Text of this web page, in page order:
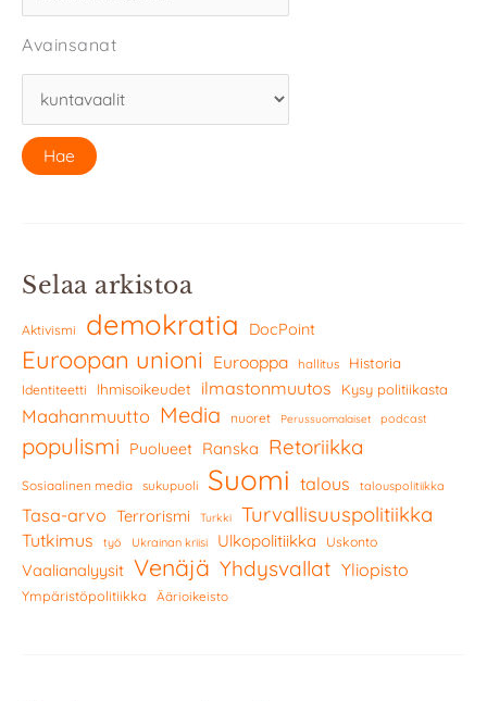
Avainsanat
Selaa arkistoa
Aktivismi demokratia DocPoint
Euroopan unioni Eurooppa hallitus Historia
Identiteetti Ihmisoikeudet ilmastonmuutos Kysy politiikasta
Maahanmuutto Media nuoret Perussuomalaiset podcast
populismi Puolueet Ranska Retoriikka
Sosiaalinen media sukupuoli Suomi talous talouspolitiikka
Tasa-arvo Terrorismi Turkki Turvallisuuspolitiikka
Tutkimus työ Ukrainan kriisi Ulkopolitiikka Uskonto
Vaalianalyysit Venäjä Yhdysvallat Yliopisto
Ympäristöpolitiikka Äärioikeisto